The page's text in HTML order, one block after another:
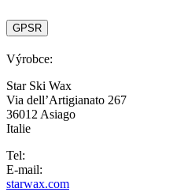
GPSR
Výrobce:
Star Ski Wax
Via dell’Artigianato 267
36012 Asiago
Italie
Tel:
E-mail:
starwax.com